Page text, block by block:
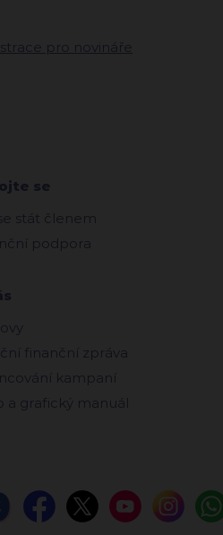
pro novináře
se
stát členem
podpora
finanční zpráva
kampaní
a grafický manuál